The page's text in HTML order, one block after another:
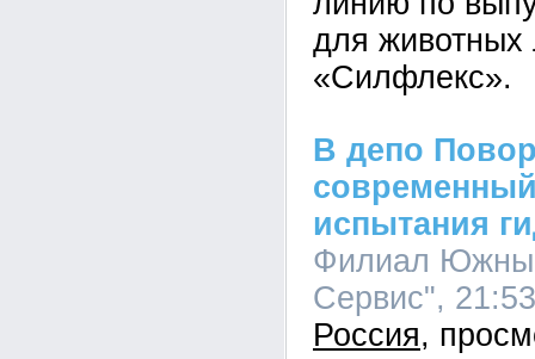
для животных
«Силфлекс».
В депо
испытания
Филиал
Сервис",
Россия